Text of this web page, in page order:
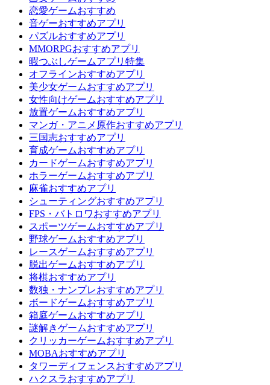
恋愛ゲームおすすめ
音ゲーおすすめアプリ
パズルおすすめアプリ
MMORPGおすすめアプリ
暇つぶしゲームアプリ特集
オフラインおすすめアプリ
美少女ゲームおすすめアプリ
女性向けゲームおすすめアプリ
放置ゲームおすすめアプリ
マンガ・アニメ原作おすすめアプリ
三国志おすすめアプリ
育成ゲームおすすめアプリ
カードゲームおすすめアプリ
ホラーゲームおすすめアプリ
麻雀おすすめアプリ
シューティングおすすめアプリ
FPS・バトロワおすすめアプリ
スポーツゲームおすすめアプリ
野球ゲームおすすめアプリ
レースゲームおすすめアプリ
脱出ゲームおすすめアプリ
将棋おすすめアプリ
数独・ナンプレおすすめアプリ
ボードゲームおすすめアプリ
箱庭ゲームおすすめアプリ
謎解きゲームおすすめアプリ
クリッカーゲームおすすめアプリ
MOBAおすすめアプリ
タワーディフェンスおすすめアプリ
ハクスラおすすめアプリ